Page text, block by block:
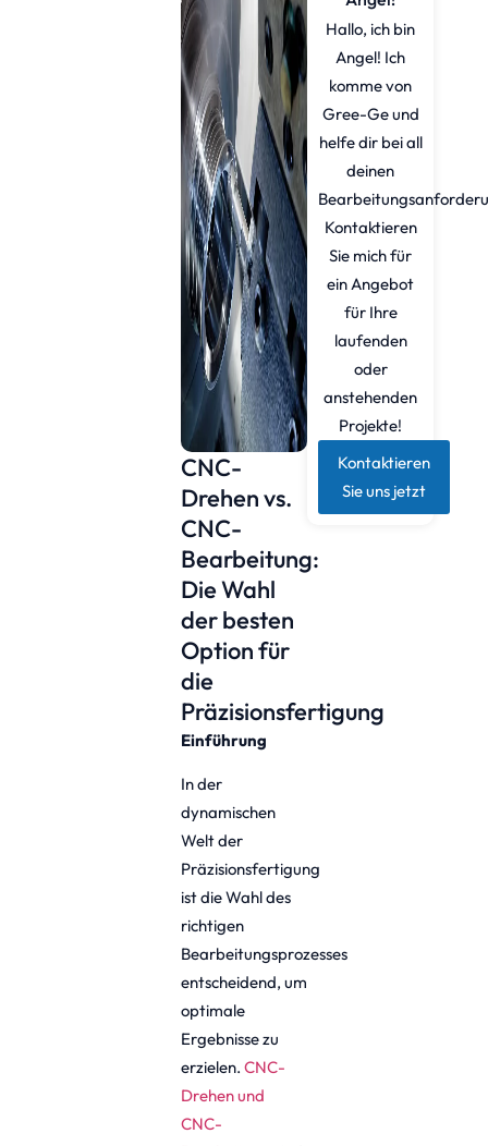
CNC-
Drehen vs.
CNC-
Bearbeitung:
Die Wahl
der besten
Option für
die
Präzisionsfertigung
Einführung
In der
dynamischen
Welt der
Präzisionsfertigung
ist die Wahl des
richtigen
Bearbeitungsprozesses
entscheidend, um
optimale
Ergebnisse zu
erzielen. CNC-
Drehen und
CNC-
Hallo, ich bin
Angel! Ich
komme von
Gree-Ge und
helfe dir bei all
deinen
Kontaktieren
Sie mich für
ein Angebot
für Ihre
laufenden
oder
anstehenden
Projekte!
Kontaktieren
Sie uns jetzt